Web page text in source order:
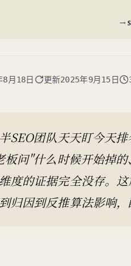
8月18日 更新2025年9月15日
SEO团队天天盯今天
板问"什么时候开始掉
度的证据完全没存。
归因到反推算法影响